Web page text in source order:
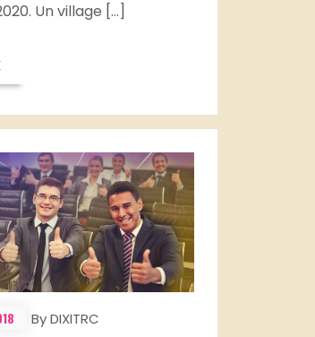
Un village […]
By DIXITRC